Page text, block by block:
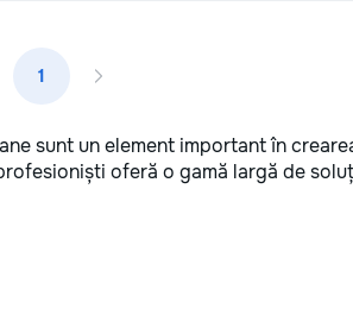
1
sunt un element important în
oferă o gamă largă de